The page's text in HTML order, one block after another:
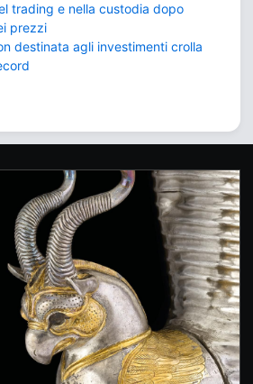
trading e nella custodia dopo
prezzi
destinata agli investimenti crolla